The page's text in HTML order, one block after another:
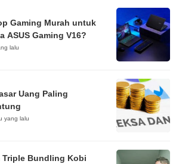
Gaming Murah untuk
ASUS Gaming V16?
lalu
Uang Paling
yang lalu
Triple Bundling Kobi